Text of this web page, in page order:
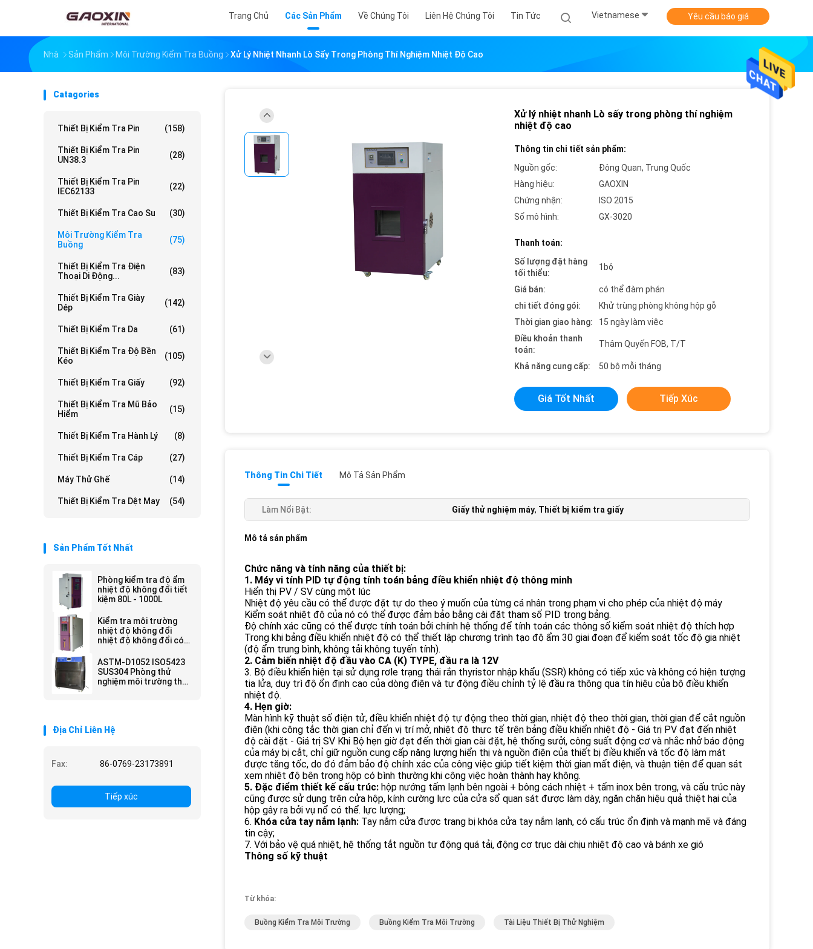
Trang Chủ Các Sản Phẩm Về Chúng Tôi Liên Hệ Chúng Tôi Tin Tức Vietnamese Yêu cầu báo giá
Nhà Sản Phẩm Môi Trường Kiểm Tra Buồng Xử Lý Nhiệt Nhanh Lò Sấy Trong Phòng Thí Nghiệm Nhiệt Độ Cao
Catagories
Thiết Bị Kiểm Tra Pin (158)
Thiết Bị Kiểm Tra Pin
UN38.3
(28)
Thiết Bị Kiểm Tra Pin
IEC62133
(22)
Thiết Bị Kiểm Tra Cao Su (30)
Môi Trường Kiểm Tra
Buồng
(75)
Thiết Bị Kiểm Tra Điện
Thoại Di Động...
(83)
Thiết Bị Kiểm Tra Giày
Dép
(142)
Thiết Bị Kiểm Tra Da (61)
Thiết Bị Kiểm Tra Độ Bền
Kéo
(105)
Thiết Bị Kiểm Tra Giấy (92)
Thiết Bị Kiểm Tra Mũ Bảo
Hiểm
(15)
Thiết Bị Kiểm Tra Hành Lý (8)
Thiết Bị Kiểm Tra Cáp (27)
Máy Thử Ghế (14)
Thiết Bị Kiểm Tra Dệt May (54)
Sản Phẩm Tốt Nhất
Phòng kiểm tra độ ẩm
nhiệt độ không đổi tiết
kiệm 80L - 1000L
Kiểm tra môi trường
nhiệt độ không đổi
nhiệt độ không đổi có
môi trường
ASTM-D1052 ISO5423
SUS304 Phòng thử
nghiệm môi trường thời
Địa Chỉ Liên Hệ
Fax: 86-0769-23173891
Tiếp xúc
Xử lý nhiệt nhanh Lò sấy trong phòng thí nghiệm
nhiệt độ cao
Thông tin chi tiết sản phẩm:
Nguồn gốc:
Đông Quan, Trung Quốc
Hàng hiệu:
GAOXIN
Chứng nhận:
ISO 2015
Số mô hình:
GX-3020
Thanh toán:
Số lượng đặt hàng
tối thiểu:
1bộ
Giá bán:
có thể đàm phán
chi tiết đóng gói:
Khử trùng phòng không hộp gỗ
Thời gian giao hàng:
15 ngày làm việc
Điều khoản thanh
toán:
Thâm Quyến FOB, T/T
Khả năng cung cấp: 50 bộ mỗi tháng
Giá Tốt Nhất Tiếp Xúc
Thông Tin Chi Tiết Mô Tả Sản Phẩm
Làm Nổi Bật: Giấy thử nghiệm máy, Thiết bị kiểm tra giấy
Mô tả sản phẩm
Chức năng và tính năng của thiết bị:
1. Máy vi tính PID tự động tính toán bảng điều khiển nhiệt độ thông minh
Hiển thị PV / SV cùng một lúc
Nhiệt độ yêu cầu có thể được đặt tự do theo ý muốn của từng cá nhân trong phạm vi cho phép của nhiệt độ máy
Kiểm soát nhiệt độ của nó có thể được đảm bảo bằng cài đặt tham số PID trong bảng.
Độ chính xác cũng có thể được tính toán bởi chính hệ thống để tính toán các thông số kiểm soát nhiệt độ thích hợp
Trong khi bảng điều khiển nhiệt độ có thể thiết lập chương trình tạo độ ẩm 30 giai đoạn để kiểm soát tốc độ gia nhiệt
(độ ẩm trung bình, không tải không tuyến tính).
2. Cảm biến nhiệt độ đầu vào CA (K) TYPE, đầu ra là 12V
3. Bộ điều khiển hiện tại sử dụng rơle trạng thái rắn thyristor nhập khẩu (SSR) không có tiếp xúc và không có hiện tượng
tia lửa, duy trì độ ổn định cao của dòng điện và tự động điều chỉnh tỷ lệ đầu ra thông qua tín hiệu của bộ điều khiển
nhiệt độ.
4. Hẹn giờ:
Màn hình kỹ thuật số điện tử, điều khiển nhiệt độ tự động theo thời gian, nhiệt độ theo thời gian, thời gian để cắt nguồn
điện (khi công tắc thời gian chỉ đến vị trí mở, nhiệt độ thực tế trên bảng điều khiển nhiệt độ - Giá trị PV đạt đến nhiệt
độ cài đặt - Giá trị SV Khi Bộ hẹn giờ đạt đến thời gian cài đặt, hệ thống sưởi, công suất động cơ và nhắc nhở báo động
của máy bị cắt, chỉ giữ nguồn cung cấp năng lượng hiển thị và nguồn điện của thiết bị điều khiển và tốc độ làm mát
được tăng tốc, do đó đảm bảo độ chính xác của công việc giúp tiết kiệm thời gian mất điện, và thuận tiện để quan sát
xem nhiệt độ bên trong hộp có bình thường khi công việc hoàn thành hay không.
5. Đặc điểm thiết kế cấu trúc: hộp nướng tấm lạnh bên ngoài + bông cách nhiệt + tấm inox bên trong, và cấu trúc này
cũng được sử dụng trên cửa hộp, kính cường lực của cửa sổ quan sát được làm dày, ngăn chặn hiệu quả thiệt hại của
hộp gây ra bởi vụ nổ có thể. lực lượng;
6. Khóa cửa tay nắm lạnh: Tay nắm cửa được trang bị khóa cửa tay nắm lạnh, có cấu trúc ổn định và mạnh mẽ và đáng
tin cậy;
7. Với bảo vệ quá nhiệt, hệ thống tắt nguồn tự động quá tải, động cơ trục dài chịu nhiệt độ cao và bánh xe gió
Thông số kỹ thuật
Từ khóa:
Buồng Kiểm Tra Môi Trường Buồng Kiểm Tra Môi Trường Tài Liệu Thiết Bị Thử Nghiệm